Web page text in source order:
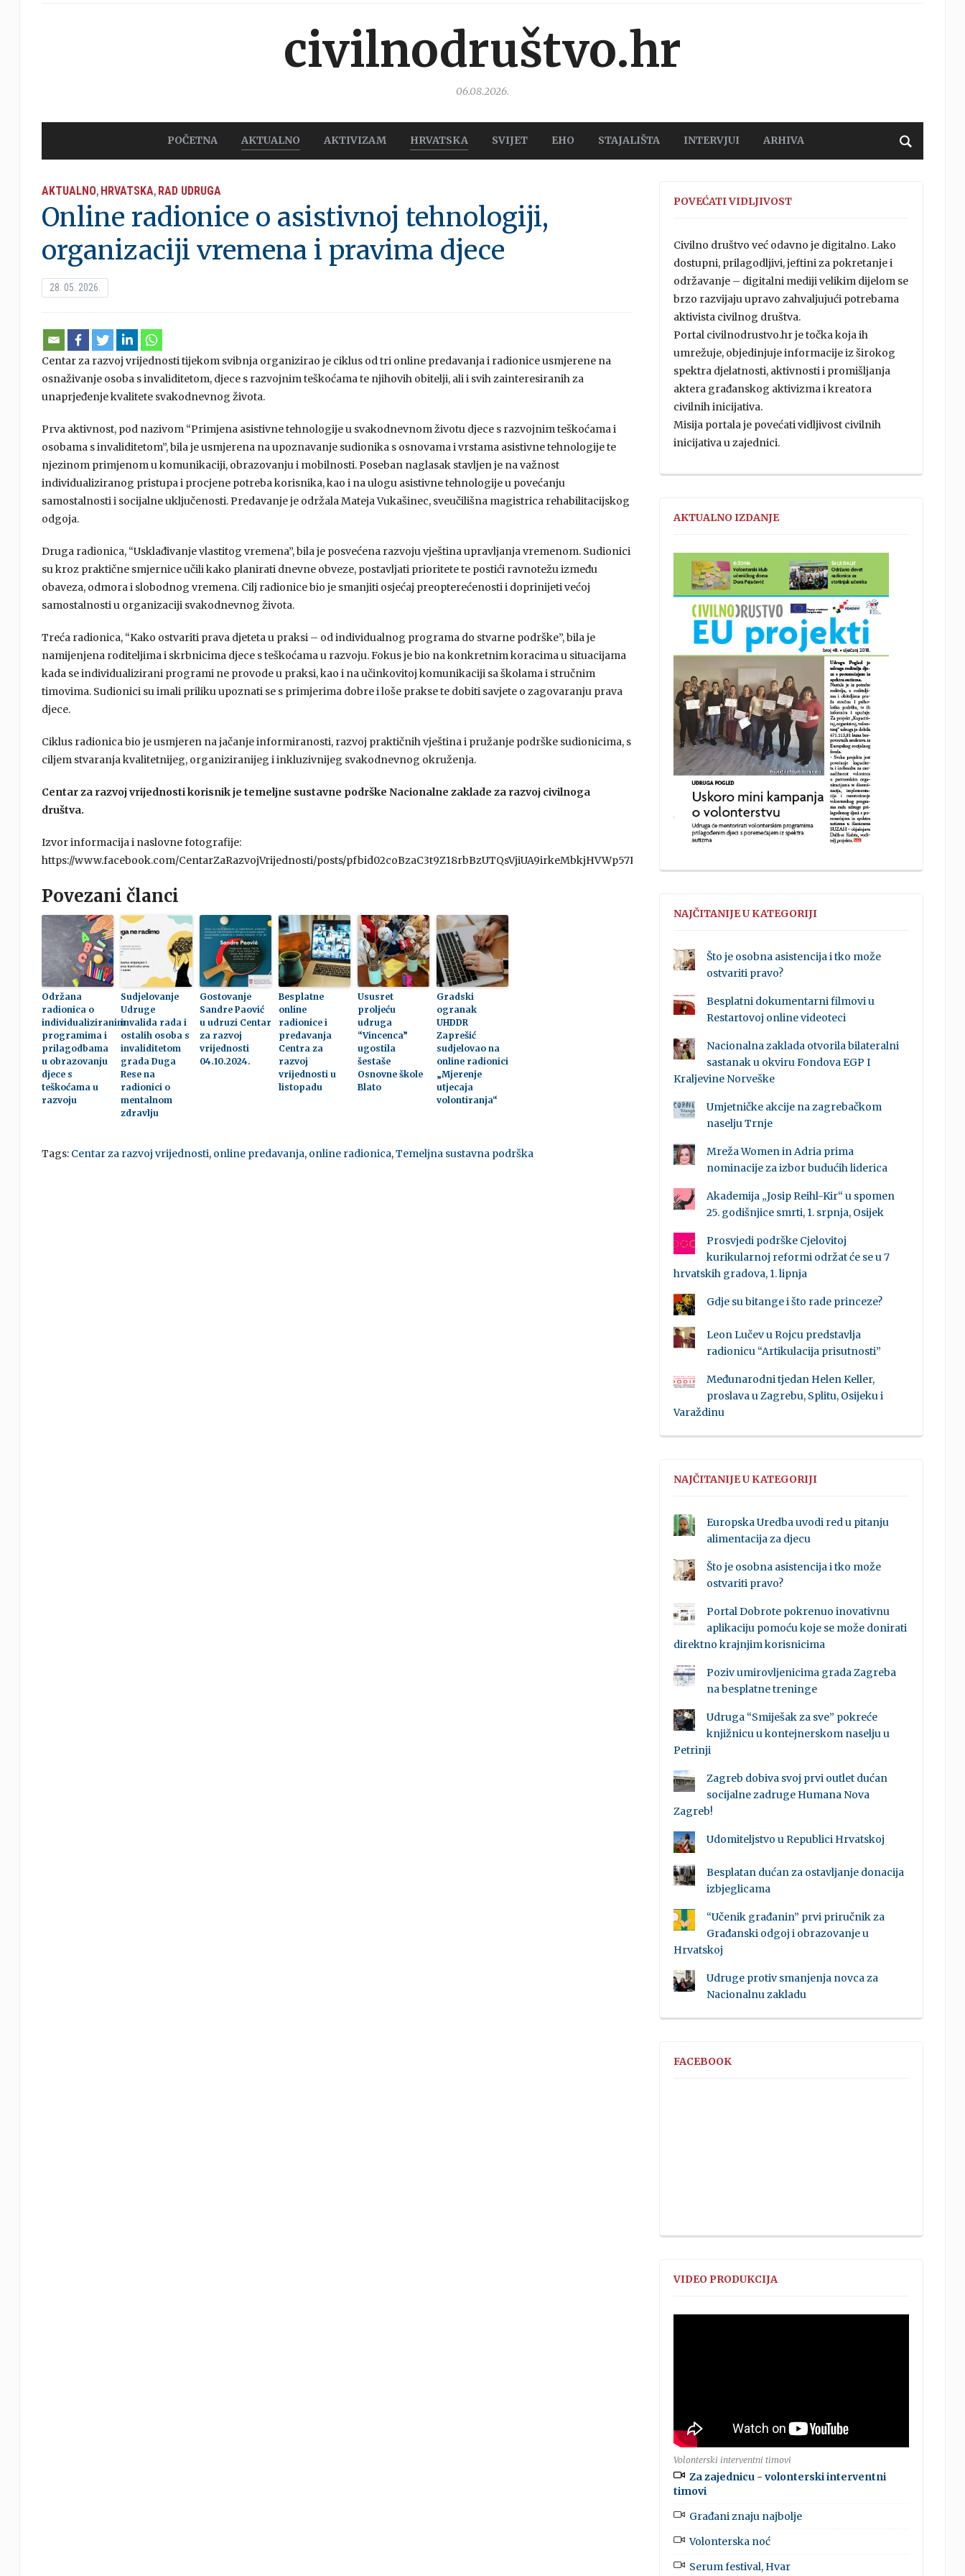
civilnodruštvo.hr
06.08.2026.
POČETNA AKTUALNO AKTIVIZAM HRVATSKA SVIJET EHO STAJALIŠTA INTERVJUI ARHIVA
AKTUALNO, HRVATSKA, RAD UDRUGA
Online radionice o asistivnoj tehnologiji,
organizaciji vremena i pravima djece
28. 05. 2026.
Centar za razvoj vrijednosti tijekom svibnja organizirao je ciklus od tri online predavanja i radionice usmjerene na
osnaživanje osoba s invaliditetom, djece s razvojnim teškoćama te njihovih obitelji, ali i svih zainteresiranih za
unaprjeđenje kvalitete svakodnevnog života.
Prva aktivnost, pod nazivom “Primjena asistivne tehnologije u svakodnevnom životu djece s razvojnim teškoćama i
osobama s invaliditetom”, bila je usmjerena na upoznavanje sudionika s osnovama i vrstama asistivne tehnologije te
njezinom primjenom u komunikaciji, obrazovanju i mobilnosti. Poseban naglasak stavljen je na važnost
individualiziranog pristupa i procjene potreba korisnika, kao i na ulogu asistivne tehnologije u povećanju
samostalnosti i socijalne uključenosti. Predavanje je održala Mateja Vukašinec, sveučilišna magistrica rehabilitacijskog
odgoja.
Druga radionica, “Usklađivanje vlastitog vremena”, bila je posvećena razvoju vještina upravljanja vremenom. Sudionici
su kroz praktične smjernice učili kako planirati dnevne obveze, postavljati prioritete te postići ravnotežu između
obaveza, odmora i slobodnog vremena. Cilj radionice bio je smanjiti osjećaj preopterećenosti i doprinijeti većoj
samostalnosti u organizaciji svakodnevnog života.
Treća radionica, “Kako ostvariti prava djeteta u praksi – od individualnog programa do stvarne podrške”, bila je
namijenjena roditeljima i skrbnicima djece s teškoćama u razvoju. Fokus je bio na konkretnim koracima u situacijama
kada se individualizirani programi ne provode u praksi, kao i na učinkovitoj komunikaciji sa školama i stručnim
timovima. Sudionici su imali priliku upoznati se s primjerima dobre i loše prakse te dobiti savjete o zagovaranju prava
djece.
Ciklus radionica bio je usmjeren na jačanje informiranosti, razvoj praktičnih vještina i pružanje podrške sudionicima, s
ciljem stvaranja kvalitetnijeg, organiziranijeg i inkluzivnijeg svakodnevnog okruženja.
Centar za razvoj vrijednosti korisnik je temeljne sustavne podrške Nacionalne zaklade za razvoj civilnoga
društva.
Izvor informacija i naslovne fotografije:
https://www.facebook.com/CentarZaRazvojVrijednosti/posts/pfbid02coBzaC3t9Z18rbBzUTQsVjiUA9irkeMbkjHVWp57RnT8afrPPuwaeqrJPXH5zNvJl
Povezani članci
Održana
radionica o
individualiziranim
programima i
prilagodbama
u obrazovanju
djece s
teškoćama u
razvoju
Sudjelovanje
Udruge
invalida rada i
ostalih osoba s
invaliditetom
grada Duga
Rese na
radionici o
mentalnom
zdravlju
Gostovanje
Sandre Paović
u udruzi Centar
za razvoj
vrijednosti
04.10.2024.
Besplatne
online
radionice i
predavanja
Centra za
razvoj
vrijednosti u
listopadu
Ususret
proljeću
udruga
“Vincenca”
ugostila
šestaše
Osnovne škole
Blato
Gradski
ogranak
UHDDR
Zaprešić
sudjelovao na
online radionici
„Mjerenje
utjecaja
volontiranja“
Tags: Centar za razvoj vrijednosti, online predavanja, online radionica,Temeljna sustavna podrška
POVEĆATI VIDLJIVOST
Civilno društvo već odavno je digitalno. Lako
dostupni, prilagodljivi, jeftini za pokretanje i
održavanje – digitalni mediji velikim dijelom se
brzo razvijaju upravo zahvaljujući potrebama
aktivista civilnog društva.
Portal civilnodrustvo.hr je točka koja ih
umrežuje, objedinjuje informacije iz širokog
spektra djelatnosti, aktivnosti i promišljanja
aktera građanskog aktivizma i kreatora
civilnih inicijativa.
Misija portala je povećati vidljivost civilnih
inicijativa u zajednici.
AKTUALNO IZDANJE
NAJČITANIJE U KATEGORIJI
Što je osobna asistencija i tko može
ostvariti pravo?
Besplatni dokumentarni filmovi u
Restartovoj online videoteci
Nacionalna zaklada otvorila bilateralni
sastanak u okviru Fondova EGP I
Kraljevine Norveške
Umjetničke akcije na zagrebačkom
naselju Trnje
Mreža Women in Adria prima
nominacije za izbor budućih liderica
Akademija „Josip Reihl-Kir“ u spomen
25. godišnjice smrti, 1. srpnja, Osijek
Prosvjedi podrške Cjelovitoj
kurikularnoj reformi održat će se u 7
hrvatskih gradova, 1. lipnja
Gdje su bitange i što rade princeze?
Leon Lučev u Rojcu predstavlja
radionicu “Artikulacija prisutnosti”
Međunarodni tjedan Helen Keller,
proslava u Zagrebu, Splitu, Osijeku i
Varaždinu
NAJČITANIJE U KATEGORIJI
Europska Uredba uvodi red u pitanju
alimentacija za djecu
Što je osobna asistencija i tko može
ostvariti pravo?
Portal Dobrote pokrenuo inovativnu
aplikaciju pomoću koje se može donirati
direktno krajnjim korisnicima
Poziv umirovljenicima grada Zagreba
na besplatne treninge
Udruga “Smiješak za sve” pokreće
knjižnicu u kontejnerskom naselju u
Petrinji
Zagreb dobiva svoj prvi outlet dućan
socijalne zadruge Humana Nova
Zagreb!
Udomiteljstvo u Republici Hrvatskoj
Besplatan dućan za ostavljanje donacija
izbjeglicama
“Učenik građanin” prvi priručnik za
Građanski odgoj i obrazovanje u
Hrvatskoj
Udruge protiv smanjenja novca za
Nacionalnu zakladu
FACEBOOK
VIDEO PRODUKCIJA
Volonterski interventni timovi
Za zajednicu - volonterski interventni
timovi
Građani znaju najbolje
Volonterska noć
Serum festival, Hvar